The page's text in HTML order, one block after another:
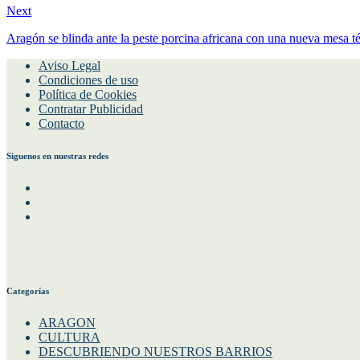
Next
Aragón se blinda ante la peste porcina africana con una nueva mesa
Aviso Legal
Condiciones de uso
Política de Cookies
Contratar Publicidad
Contacto
Siguenos en nuestras redes
Categorías
ARAGON
CULTURA
DESCUBRIENDO NUESTROS BARRIOS